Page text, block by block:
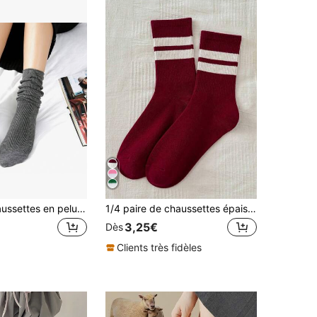
1 paire de chaussettes en peluche de couleur unie pour femmes, chaussettes mi-mollet style japonais douces pour le printemps, l'automne et l'hiver
1/4 paire de chaussettes épaisses rouges et blanches pour femmes, chaussettes mi-mollet style minimaliste tricotées, douces
Dès3,25€
Clients très fidèles